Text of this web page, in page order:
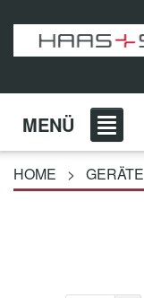
MENÜ
HOME > GERÄTE